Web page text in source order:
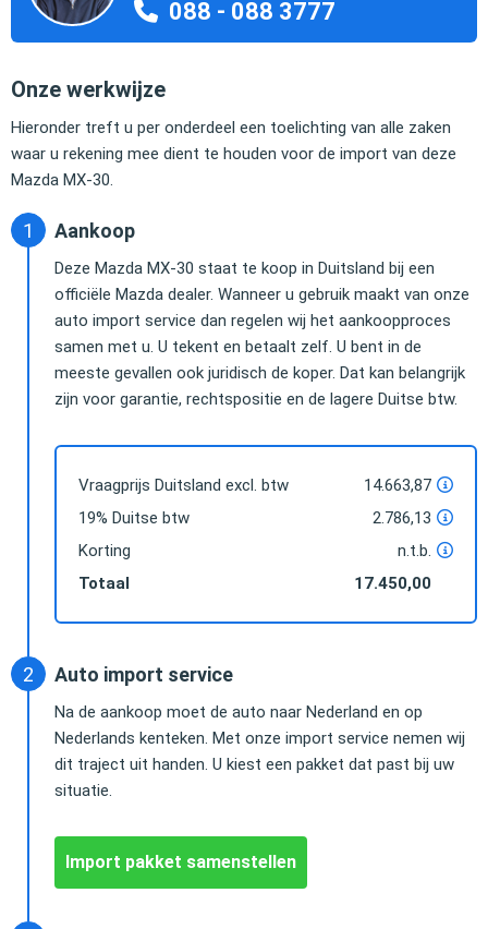
088 - 088 3777
Onze werkwijze
Hieronder treft u per onderdeel een toelichting van alle zaken
waar u rekening mee dient te houden voor de import van deze
Mazda MX-30.
Aankoop
Deze Mazda MX-30 staat te koop in Duitsland bij een
officiële Mazda dealer. Wanneer u gebruik maakt van onze
auto import service dan regelen wij het aankoopproces
samen met u. U tekent en betaalt zelf. U bent in de
meeste gevallen ook juridisch de koper. Dat kan belangrijk
zijn voor garantie, rechtspositie en de lagere Duitse btw.
Vraagprijs Duitsland excl. btw
14.663,87
19% Duitse btw
2.786,13
Korting
n.t.b.
Totaal
17.450,00
Auto import service
Na de aankoop moet de auto naar Nederland en op
Nederlands kenteken. Met onze import service nemen wij
dit traject uit handen. U kiest een pakket dat past bij uw
situatie.
Import pakket samenstellen